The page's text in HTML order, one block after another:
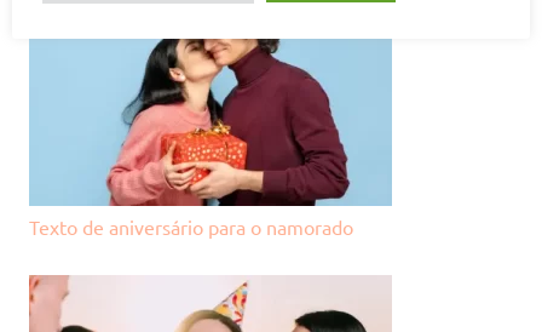
Texto de aniversário para o namorado